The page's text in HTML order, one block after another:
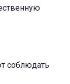
соблюдать